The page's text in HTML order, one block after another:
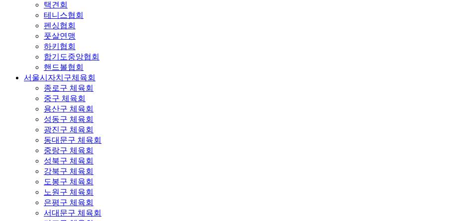
택견회
테니스협회
펜싱협회
풋살연맹
하키협회
합기도중앙협회
핸드볼협회
서울시자치구체육회
종로구 체육회
중구 체육회
용산구 체육회
성동구 체육회
광진구 체육회
동대문구 체육회
중랑구 체육회
성북구 체육회
강북구 체육회
도봉구 체육회
노원구 체육회
은평구 체육회
서대문구 체육회